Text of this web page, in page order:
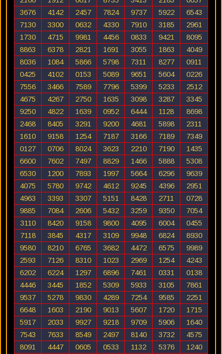
3676
4142 2457 7824 9737 5922
6543
7130
3300 0632 4330 7910 3185
2961
1730
4715 9981 4456 0833 9421
8095
8863
6378 2821 1691 3055 1863
4049
8036
1084 5866 5798 7311 8277
0911
0425
4102 0153 5089 9651 5604
0226
7556
3466 7589 7796 5399 5233
2512
4675
4267 2750 1635 3098 3287
3345
9250
4822 1639 0952 6444 1128
8698
2468
8405 3291 9200 4681 5898
2311
1610
9158 1254 7187 3166 7189
7349
0127
0706 8024 3623 2210 7190
1435
6600
7602 7497 8829 1466 5888
5308
6530
1200 7893 1997 5664 6296
9639
4075
5780 9742 4612 9245 4396
2951
4963
3393 3307 5151 8428 2711
0728
9885
7084 2606 5432 3259 9350
7054
3110
8420 9158 9800 4095 6004
0455
7118
3845 4317 3109 9948 6824
8930
9580
8210 6765 3682 4472 6575
9989
2593
7126 8310 1023 2969 1254
4243
6202
6224 1297 6896 7461 0331
0138
4446
3445 1852 5309 5933 3105
7861
9537
5278 9830 4289 7254 9585
2251
6648
1603 2190 9013 5607 1720
1715
5917
2033 9927 9218 9709 5906
1640
7543
7633 8549 2497 8140 3732
4575
8091
4447 0605 0533 1132 5376
1240